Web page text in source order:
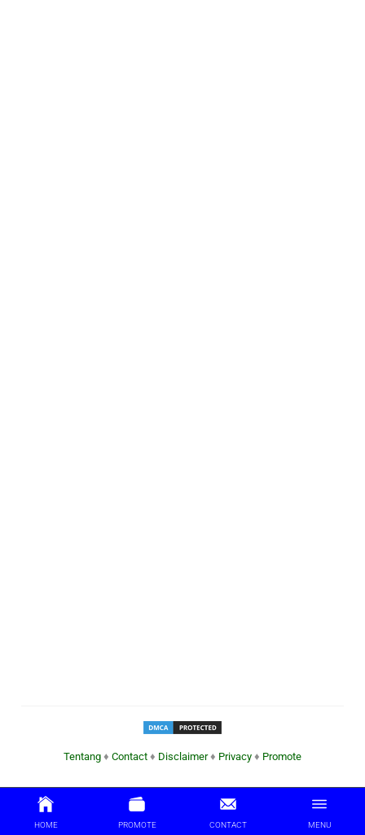
Tentang ♦ Contact ♦ Disclaimer♦ Privacy ♦ Promote
HOME PROMOTE CONTACT MENU